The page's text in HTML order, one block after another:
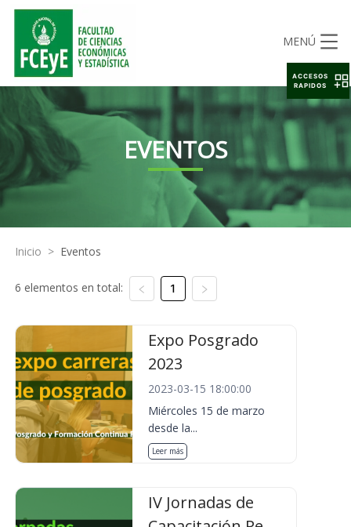
MENÚ
EVENTOS
Inicio > Eventos
6 elementos en total: 1
Expo Posgrado
2023
2023-03-15 18:00:00
Miércoles 15 de marzo
desde la...
Leer más
IV Jornadas de
ACCESOS
RAPIDOS